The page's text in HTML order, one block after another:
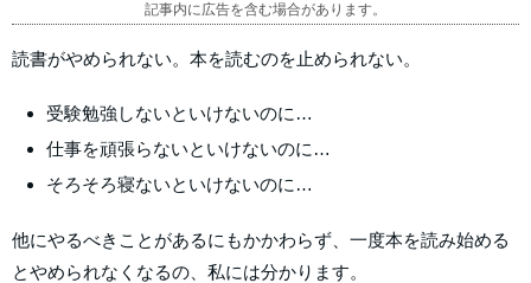
記事内に広告を含む場合があります。
読書がやめられない。本を読むのを止められない。
受験勉強しないといけないのに…
仕事を頑張らないといけないのに…
そろそろ寝ないといけないのに…
他にやるべきことがあるにもかかわらず、一度本を読み始める
とやめられなくなるの、私には分かります。